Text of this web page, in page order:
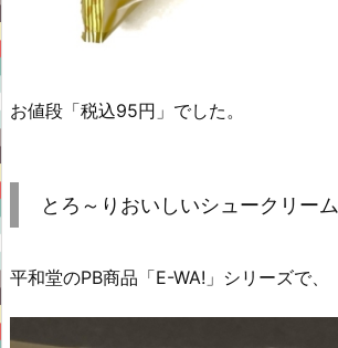
お値段「税込95円」でした。
とろ～りおいしいシュークリーム
平和堂のPB商品「E-WA!」シリーズで、